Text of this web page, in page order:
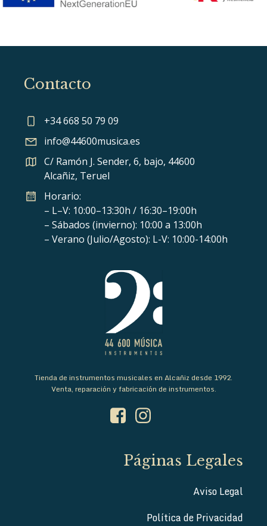
Contacto
+34 668 50 79 09
info@44600musica.es
C/ Ramón J. Sender, 6, bajo, 44600
Alcañiz, Teruel
Horario:
– L–V: 10:00–13:30h / 16:30–19:00h
– Sábados (invierno): 10:00 a 13:00h
– Verano (Julio/Agosto): L-V: 10:00-14:00h
Tienda de instrumentos musicales en Alcañiz desde 1992.
Venta, reparación y fabricación de instrumentos.
Páginas Legales
Aviso Legal
Política de Privacidad